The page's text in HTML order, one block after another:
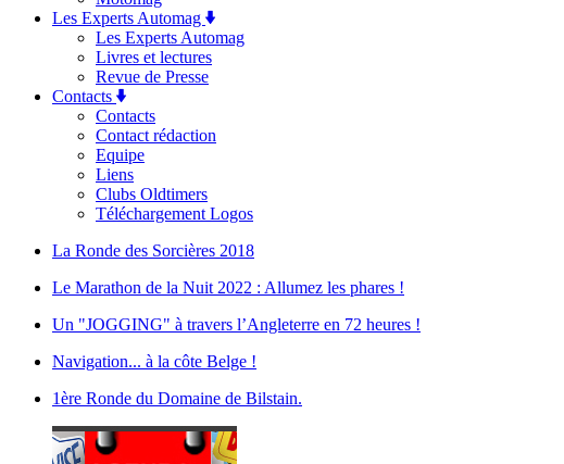
Les Experts Automag
Les Experts Automag
Livres et lectures
Revue de Presse
Contacts
Contacts
Contact rédaction
Equipe
Liens
Clubs Oldtimers
Téléchargement Logos
La Ronde des Sorcières 2018
Le Marathon de la Nuit 2022 : Allumez les phares !
Un "JOGGING" à travers l’Angleterre en 72 heures !
Navigation... à la côte Belge !
1ère Ronde du Domaine de Bilstain.